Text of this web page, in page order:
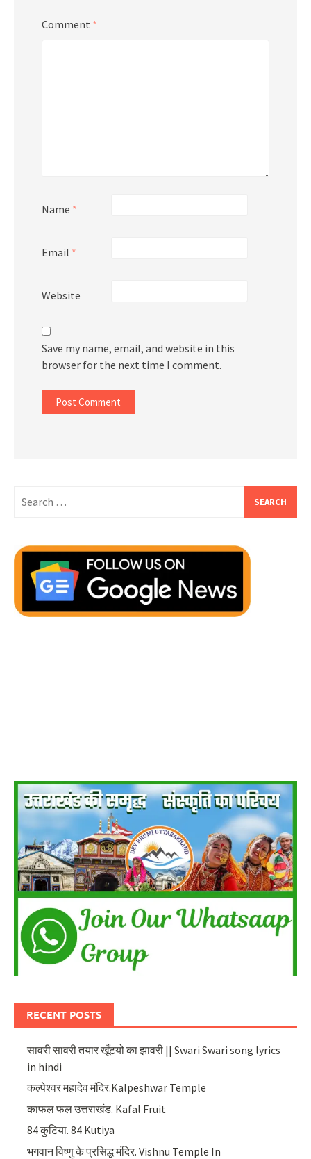
Comment *
Name *
Email *
Website
Save my name, email, and website in this
browser for the next time I comment.
for:
RECENT POSTS
सावरी सावरी तयार खूँटयो का झावरी || Swari Swari song lyrics
in hindi
कल्पेश्वर महादेव मंदिर.Kalpeshwar Temple
काफल फल उत्तराखंड. Kafal Fruit
84 कुटिया. 84 Kutiya
भगवान विष्णु के प्रसिद्ध मंदिर. Vishnu Temple In